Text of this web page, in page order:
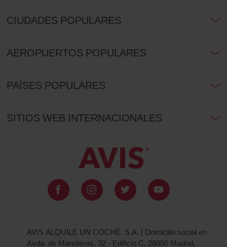
CIUDADES POPULARES
AEROPUERTOS POPULARES
PAÍSES POPULARES
SITIOS WEB INTERNACIONALES
AVIS ALQUILE UN COCHE, S.A. | Domicilio social en
Avda. de Manoteras, 32 - Edificio C, 28050 Madrid,